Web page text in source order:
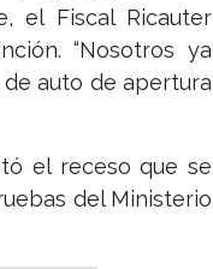
el Fiscal Ricauter
“Nosotros ya
auto de apertura
el receso que se
del Ministerio